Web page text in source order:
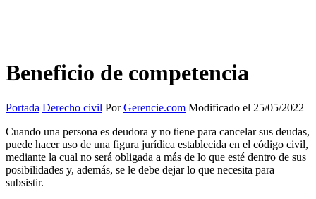
Beneficio de competencia
Portada Derecho civil PorGerencie.com Modificado el 25/05/2022
Cuando una persona es deudora y no tiene para cancelar sus deudas,
puede hacer uso de una figura jurídica establecida en el código civil,
mediante la cual no será obligada a más de lo que esté dentro de sus
posibilidades y, además, se le debe dejar lo que necesita para
subsistir.